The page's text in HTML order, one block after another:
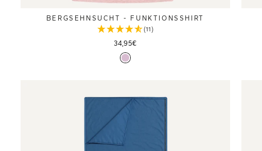
BERGSEHNSUCHT - FUNKTIONSSHIRT
(11)
34,95€